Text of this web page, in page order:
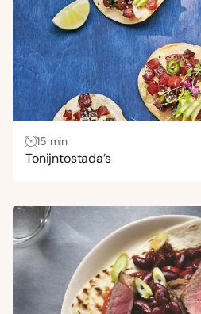
15 min
Tonijntostada’s